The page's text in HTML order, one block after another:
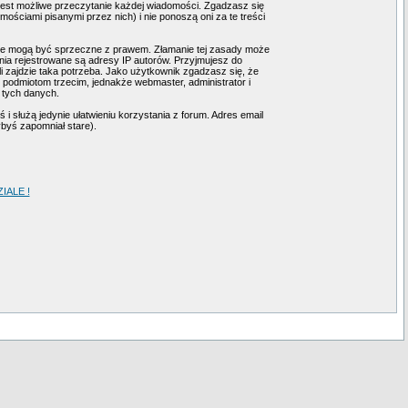
możliwe przeczytanie każdej wiadomości. Zgadzasz się
pisanymi przez nich) i nie ponoszą oni za te treści
być sprzeczne z prawem. Złamanie tej zasady może
rejestrowane są adresy IP autorów. Przyjmujesz do
zajdzie taka potrzeba. Jako użytkownik zgadzasz się, że
trzecim, jednakże webmaster, administrator i
danych.
jedynie ułatwieniu korzystania z forum. Adres email
zapomniał stare).
!